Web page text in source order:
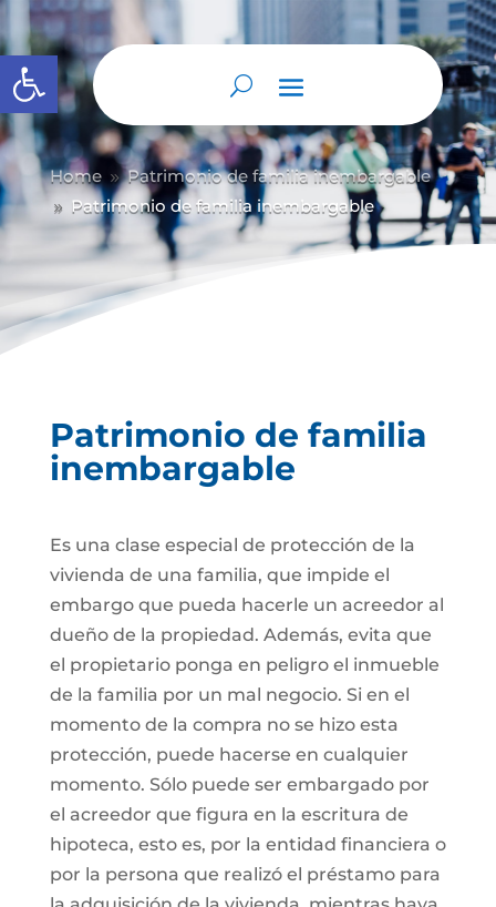
Abrir barra de herramientas
Home 9 Patrimonio de familia inembargable
9 Patrimonio de familia inembargable
Patrimonio de familia
inembargable
Es una clase especial de protección de la
vivienda de una familia, que impide el
embargo que pueda hacerle un acreedor al
dueño de la propiedad. Además, evita que
el propietario ponga en peligro el inmueble
de la familia por un mal negocio. Si en el
momento de la compra no se hizo esta
protección, puede hacerse en cualquier
momento. Sólo puede ser embargado por
el acreedor que figura en la escritura de
hipoteca, esto es, por la entidad financiera o
por la persona que realizó el préstamo para